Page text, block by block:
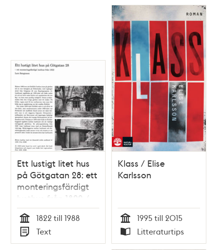
Ett lustigt litet hus
på Götgatan 28: ett
monteringsfärdigt
lusthus från 1822 /
Lars Bengtsson
Tid
1822 till 1988
Typ
Text
Klass / Elise
Karlsson
Tid
1995 till 2015
Typ
Litteraturtips